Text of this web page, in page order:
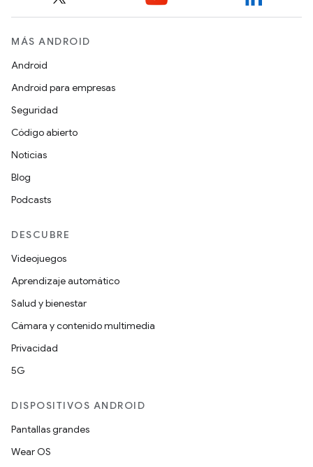
MÁS ANDROID
Android
Android para empresas
Seguridad
Código abierto
Noticias
Blog
Podcasts
DESCUBRE
Videojuegos
Aprendizaje automático
Salud y bienestar
Cámara y contenido multimedia
Privacidad
5G
DISPOSITIVOS ANDROID
Pantallas grandes
Wear OS